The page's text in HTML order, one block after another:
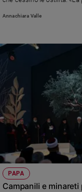
Annachiara Valle
PAPA
Campanili e minareti